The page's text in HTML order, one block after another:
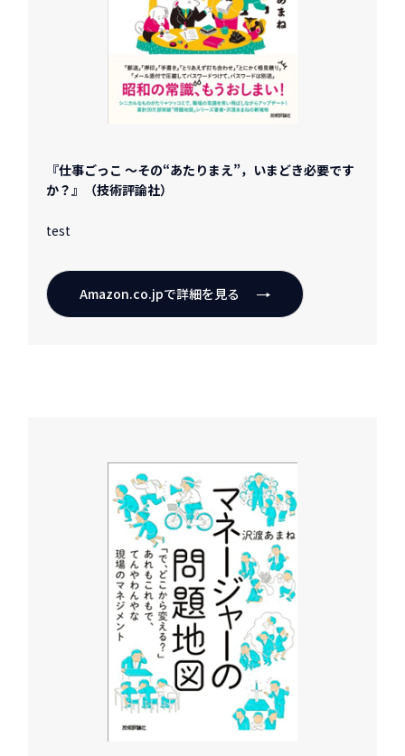
『仕事ごっこ ～その“あたりまえ”，いまどき必要です
か？』（技術評論社）
test
Amazon.co.jpで詳細を見る